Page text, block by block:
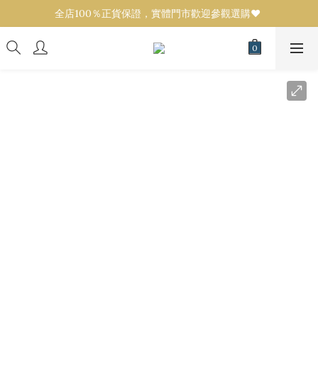
全店100％正貨保證，實體門市歡迎參觀選購❤️
全店100％正貨保證，實體門市歡迎參觀選購❤️
設有代購服務！任何品牌／款式可來圖報價💟